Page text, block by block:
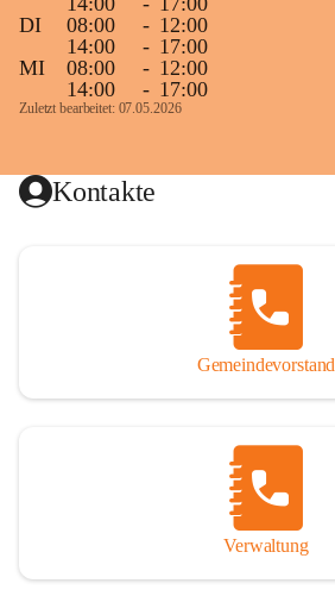
DI
08:00 - 12:00
14:00
- 17:00
MI
08:00 - 12:00
14:00
- 17:00
Zuletzt bearbeitet: 07.05.2026
Kontakte
Gemeindevorstand
Verwaltung